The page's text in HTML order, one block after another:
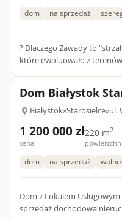
dom na sprzedaż
? Dlaczego Zawady to
które ewoluowało z
Dom Białystok
Białystok»Starosielce»ul.
1 200 000 zł
cena
220 m2
dom na sprzedaż
Dom z Lokalem
sprzedaż dochodowa